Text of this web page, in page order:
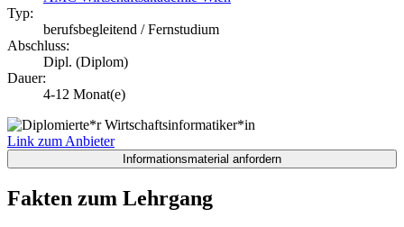
Typ:
berufsbegleitend / Fernstudium
Abschluss:
Dipl. (Diplom)
Dauer:
4-12 Monat(e)
Link zum Anbieter
Fakten zum Lehrgang